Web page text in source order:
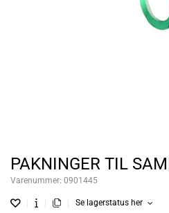
PAKNINGER TIL
Varenummer: 0901445
Se lagerstatus her